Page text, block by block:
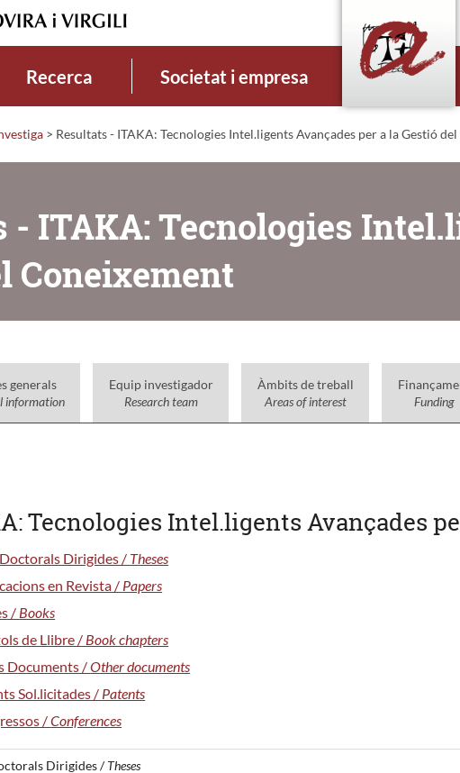
Recerca Societat i empresa
> Resultats - ITAKA: Tecnologies Intel.ligents Avançades per a la Gestió
- ITAKA: Tecnologies
Coneixement
generals
information
Equip investigador
Research team
Àmbits de treball
Areas of interest
Funding
Tecnologies Intel.ligents Avançades
Doctorals Dirigides / Theses
en Revista / Papers
/ Books
de Llibre / Book chapters
Documents /Other documents
Sol.licitades / Patents
/Conferences
Dirigides /Theses